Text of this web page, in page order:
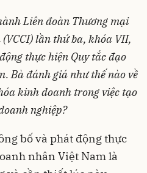
Liên đoàn Thương mại
lần thứ ba, khóa VII,
thực hiện Quy tắc đạo
Bà đánh giá như thế nào về
kinh doanh trong việc tạo
nghiệp?
bố và phát động thực
nhân Việt Nam là